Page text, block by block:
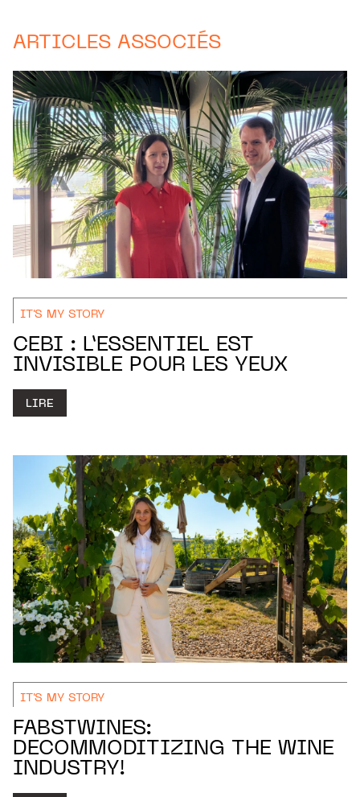
ARTICLES ASSOCIÉS
IT'S MY STORY
CEBI : L’ESSENTIEL EST
INVISIBLE POUR LES YEUX
LIRE
IT'S MY STORY
FABSTWINES:
DECOMMODITIZING THE WINE
INDUSTRY!